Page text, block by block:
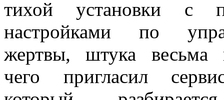
тихой установки с
настройками по
жертвы, штука весьма
чего пригласил